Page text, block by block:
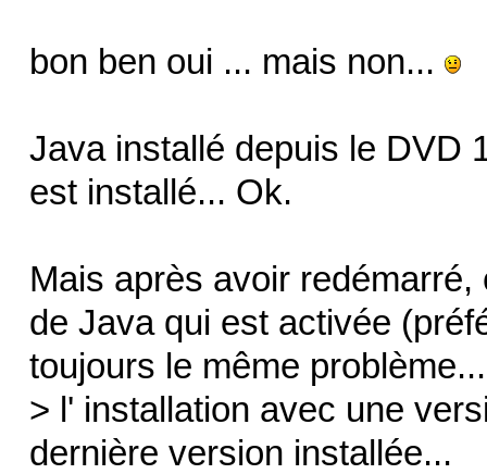
bon ben oui ... mais non...
Java installé depuis le DVD
est installé... Ok.
Mais après avoir
de Java qui est activée
toujours le même
> l' installation avec une
dernière version installée...